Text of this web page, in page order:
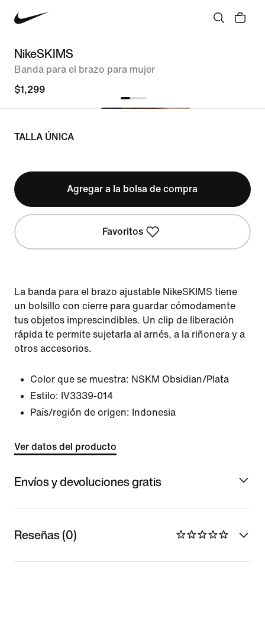
NikeSKIMS
Banda para el brazo para mujer
$1,299
TALLA ÚNICA
Agregar a la bolsa de compra
Favoritos
La banda para el brazo ajustable NikeSKIMS tiene
un bolsillo con cierre para guardar cómodamente
tus objetos imprescindibles. Un clip de liberación
rápida te permite sujetarla al arnés, a la riñonera y a
otros accesorios.
Color que se muestra: NSKM Obsidian/Plata
Estilo: IV3339-014
País/región de origen: Indonesia
Ver datos del producto
Envíos y devoluciones gratis
Reseñas (0)